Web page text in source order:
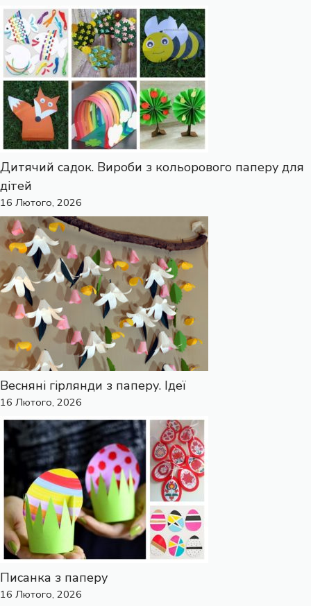
Дитячий садок. Вироби з кольорового паперу для
дітей
16 Лютого, 2026
Весняні гірлянди з паперу. Ідеї
16 Лютого, 2026
Писанка з паперу
16 Лютого, 2026